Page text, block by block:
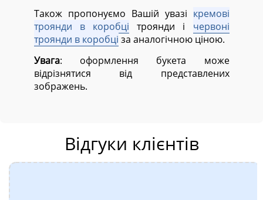
Також пропонуємо Вашій увазі кремові
троянди в коробці троянди і червоні
троянди в коробці за аналогічною ціною.
Увага: оформлення букета може
відрізнятися від представлених
зображень.
Відгуки клієнтів